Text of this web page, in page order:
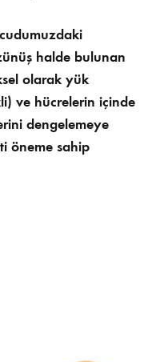
halde bulunan
olarak yük
ve hücrelerin içinde
dengelemeye
öneme sahip